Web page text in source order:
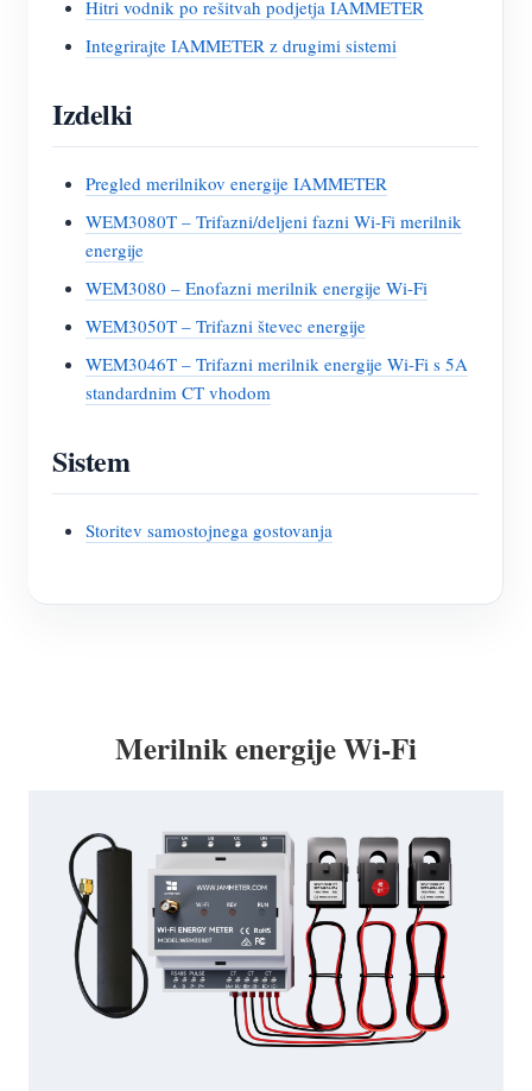
Hitri vodnik po rešitvah podjetja IAMMETER
Integrirajte IAMMETER z drugimi sistemi
Izdelki
Pregled merilnikov energije IAMMETER
WEM3080T – Trifazni/deljeni fazni Wi-Fi merilnik
energije
WEM3080 – Enofazni merilnik energije Wi-Fi
WEM3050T – Trifazni števec energije
WEM3046T – Trifazni merilnik energije Wi-Fi s 5A
standardnim CT vhodom
Sistem
Storitev samostojnega gostovanja
Merilnik energije Wi-Fi